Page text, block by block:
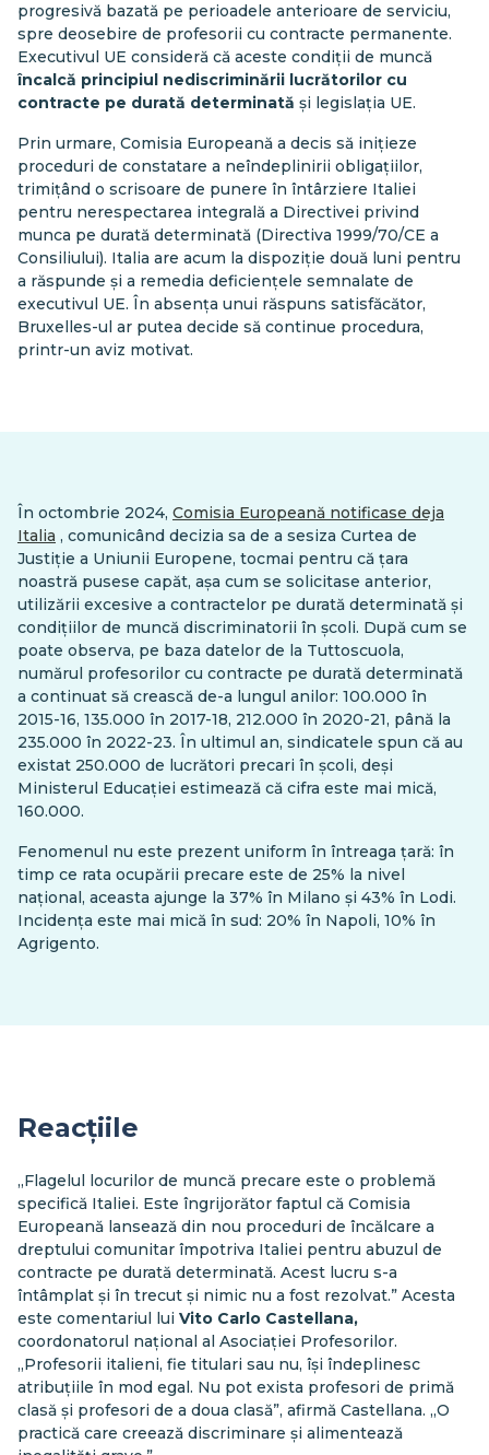
progresivă bazată pe perioadele anterioare de serviciu,
spre deosebire de profesorii cu contracte permanente.
Executivul UE consideră că aceste condiții de muncă
încalcă principiul nediscriminării lucrătorilor cu
contracte pe durată determinată și legislația UE.
Prin urmare, Comisia Europeană a decis să inițieze
proceduri de constatare a neîndeplinirii obligațiilor,
trimițând o scrisoare de punere în întârziere Italiei
pentru nerespectarea integrală a Directivei privind
munca pe durată determinată (Directiva 1999/70/CE a
Consiliului). Italia are acum la dispoziție două luni pentru
a răspunde și a remedia deficiențele semnalate de
executivul UE. În absența unui răspuns satisfăcător,
Bruxelles-ul ar putea decide să continue procedura,
printr-un aviz motivat.
În octombrie 2024, Comisia Europeană notificase deja
Italia , comunicând decizia sa de a sesiza Curtea de
Justiție a Uniunii Europene, tocmai pentru că țara
noastră pusese capăt, așa cum se solicitase anterior,
utilizării excesive a contractelor pe durată determinată și
condițiilor de muncă discriminatorii în școli. După cum se
poate observa, pe baza datelor de la Tuttoscuola,
numărul profesorilor cu contracte pe durată determinată
a continuat să crească de-a lungul anilor: 100.000 în
2015-16, 135.000 în 2017-18, 212.000 în 2020-21, până la
235.000 în 2022-23. În ultimul an, sindicatele spun că au
existat 250.000 de lucrători precari în școli, deși
Ministerul Educației estimează că cifra este mai mică,
160.000.
Fenomenul nu este prezent uniform în întreaga țară: în
timp ce rata ocupării precare este de 25% la nivel
național, aceasta ajunge la 37% în Milano și 43% în Lodi.
Incidența este mai mică în sud: 20% în Napoli, 10% în
Agrigento.
Reacțiile
„Flagelul locurilor de muncă precare este o problemă
specifică Italiei. Este îngrijorător faptul că Comisia
Europeană lansează din nou proceduri de încălcare a
dreptului comunitar împotriva Italiei pentru abuzul de
contracte pe durată determinată. Acest lucru s-a
întâmplat și în trecut și nimic nu a fost rezolvat.” Acesta
este comentariul lui Vito Carlo Castellana,
coordonatorul național al Asociației Profesorilor.
„Profesorii italieni, fie titulari sau nu, își îndeplinesc
atribuțiile în mod egal. Nu pot exista profesori de primă
clasă și profesori de a doua clasă”, afirmă Castellana. „O
practică care creează discriminare și alimentează